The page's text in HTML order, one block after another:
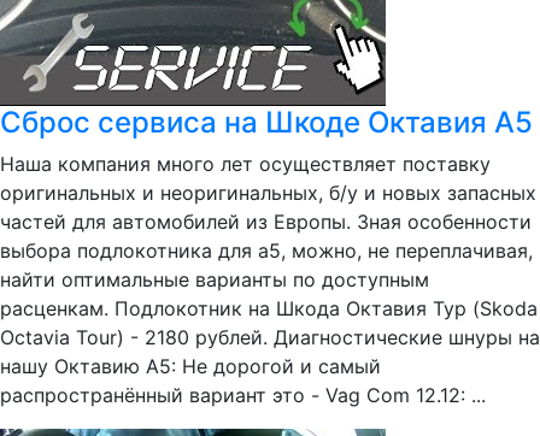
Сброс сервиса на Шкоде Октавия А5
Наша компания много лет осуществляет поставку
оригинальных и неоригинальных, б/у и новых запасных
частей для автомобилей из Европы. Зная особенности
выбора подлокотника для а5, можно, не переплачивая,
найти оптимальные варианты по доступным
расценкам. Подлокотник на Шкода Октавия Тур (Skoda
Octavia Tour) - 2180 рублей. Диагностические шнуры на
нашу Октавию А5: Не дорогой и самый
распространённый вариант это - Vag Com 12.12: ...